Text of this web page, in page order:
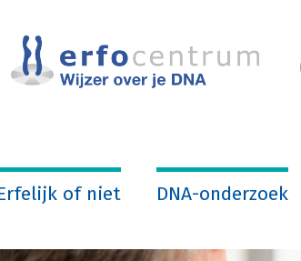
of niet DNA-onderzoek